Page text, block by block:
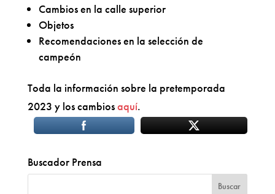
Cambios en la calle superior
Objetos
Recomendaciones en la selección de
campeón
Toda la información sobre la pretemporada
2023 y los cambiosaquí.
Buscador Prensa